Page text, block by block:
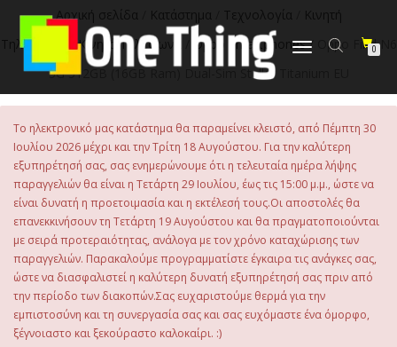
περιεχόμενο
Εναλλαγή
0
Αρχική σελίδα Κατάστημα Τεχνολογία
Κινητή
Τηλεφωνία
/Κινητά Τηλέφωνα Oppo Smartphones/ Oppo Find N6
5G 512GB (16GB Ram) Dual-Sim Stellar Titanium EU
Το ηλεκτρονικό μας κατάστημα θα παραμείνει κλειστό, από Πέμπτη 30
Ιουλίου 2026 μέχρι και την Τρίτη 18 Αυγούστου. Για την καλύτερη
εξυπηρέτησή σας, σας ενημερώνουμε ότι η τελευταία ημέρα λήψης
παραγγελιών θα είναι η Τετάρτη 29 Ιουλίου, έως τις 15:00 μ.μ., ώστε να
είναι δυνατή η προετοιμασία και η εκτέλεσή τους.Οι αποστολές θα
επανεκκινήσουν τη Τετάρτη 19 Αυγούστου και θα πραγματοποιούνται
με σειρά προτεραιότητας, ανάλογα με τον χρόνο καταχώρισης των
παραγγελιών. Παρακαλούμε προγραμματίστε έγκαιρα τις ανάγκες σας,
ώστε να διασφαλιστεί η καλύτερη δυνατή εξυπηρέτησή σας πριν από
την περίοδο των διακοπών.Σας ευχαριστούμε θερμά για την
εμπιστοσύνη και τη συνεργασία σας και σας ευχόμαστε ένα όμορφο,
ξέγνοιαστο και ξεκούραστο καλοκαίρι. :)